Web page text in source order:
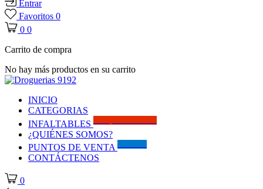
Entrar
Favoritos 0
0 0
Carrito de compra
No hay más productos en su carrito
INICIO
CATEGORIAS
INFALTABLES
¿QUIÉNES SOMOS?
PUNTOS DE VENTA
CONTÁCTENOS
0